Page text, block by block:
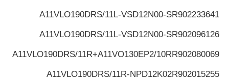
R902233641
A11VLO190DRS/11L-VSD12N00-S
R902096126
A11VLO190DRS/11L-VSD12N00-S
R902080069
A11VLO190DRS/11R+A11VO130EP2/10R
R902015255
A11VLO190DRS/11R-NPD12K02